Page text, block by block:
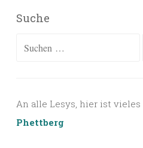
Suche
Suchen
An alle Lesys, hier ist vieles
Phettberg